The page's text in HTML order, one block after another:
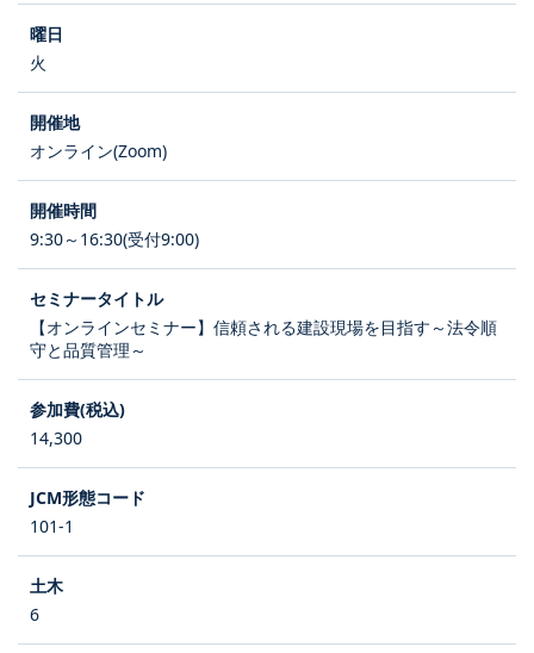
火
オンライン(Zoom)
9:30～16:30(受付9:00)
【オンラインセミナー】信頼される建設現場を目指す～法令順
守と品質管理～
14,300
101-1
6